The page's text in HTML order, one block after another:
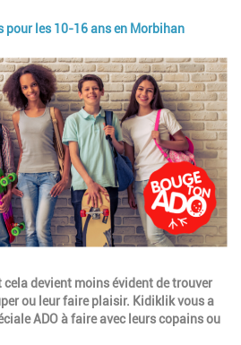
pour les 10-16 ans en Morbihan
devient moins évident de trouver
ou leur faire plaisir. Kidiklik vous a
ADO à faire avec leurs copains ou